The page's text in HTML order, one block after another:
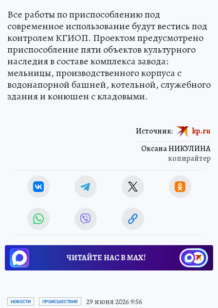
Все работы по приспособлению под
современное использование будут вестись под
контролем КГИОП. Проектом предусмотрено
приспособление пяти объектов культурного
наследия в составе комплекса завода:
мельницы, производственного корпуса с
водонапорной башней, котельной, служебного
здания и конюшен с кладовыми.
Оксана НИКУЛИНА
копирайтер
Источник: kp.ru
ЧИТАЙТЕ НАС В МАХ!
НОВОСТИ ПРОИСШЕСТВИЯ 29 июня 2026 9:56